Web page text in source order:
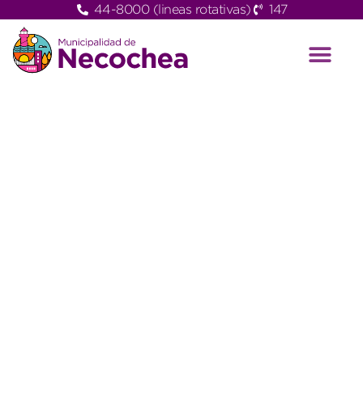
44-8000 (lineas rotativas) 147